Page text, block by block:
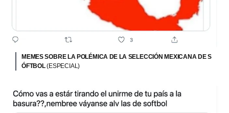
MEMES SOBRE LA POLÉMICA DE LA SELECCIÓN MEXICANA DE S
ÓFTBOL(ESPECIAL)